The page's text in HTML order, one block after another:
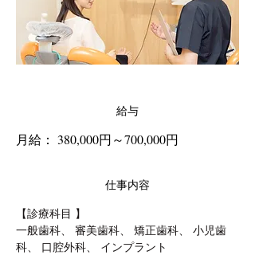
給与
月給： 380,000円～700,000円
仕事内容
【診療科目 】
一般歯科、 審美歯科、 矯正歯科、 小児歯
科、 口腔外科、 インプラント